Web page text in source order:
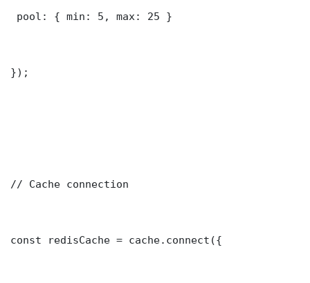
pool: { min: 5, max: 25 }
});
// Cache connection
const redisCache = cache.connect({